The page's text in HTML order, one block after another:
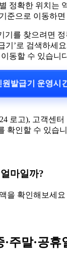
정확한 위치는
준으로 이동하
기를 찾으려면
기’로 검색하세
동할 수 있습니
발급기 운영시
로고), 고객센
확인할 수 있습
마일까?
을 확인해보세요
주말·공휴